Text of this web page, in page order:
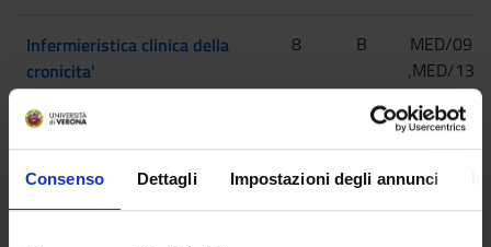
Consenso Dettagli Impostazioni degli annunci
Infermieristica clinica della
cronicita'
[Matricole
dispari]
[Matricole
pari]
8 B
MED/09
,MED/13
,MED/26
,MED/34
,MED/45
Infermieristica clinica in area
6 B/C
MED/18